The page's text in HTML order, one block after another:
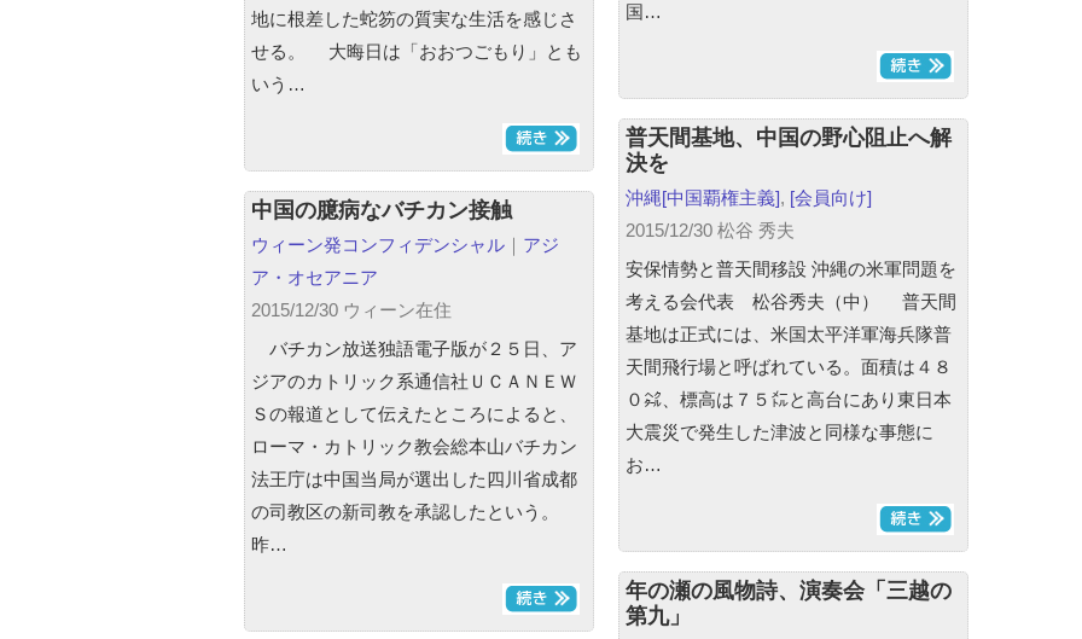
国…
地に根差した蛇笏の質実な生活を感じさ
せる。 大晦日は「おおつごもり」とも
いう…
普天間基地、中国の野心阻止へ解
決を
沖縄[中国覇権主義], [会員向け]
2015/12/30 松谷 秀夫
安保情勢と普天間移設 沖縄の米軍問題を
考える会代表 松谷秀夫（中） 普天間
基地は正式には、米国太平洋軍海兵隊普
天間飛行場と呼ばれている。面積は４８
０㌶、標高は７５㍍と高台にあり東日本
大震災で発生した津波と同様な事態に
お…
中国の臆病なバチカン接触
ウィーン発コンフィデンシャル ｜ アジ
ア・オセアニア
2015/12/30 ウィーン在住
バチカン放送独語電子版が２５日、ア
ジアのカトリック系通信社ＵＣＡＮＥＷ
Ｓの報道として伝えたところによると、
ローマ・カトリック教会総本山バチカン
法王庁は中国当局が選出した四川省成都
の司教区の新司教を承認したという。
昨…
年の瀬の風物詩、演奏会「三越の
第九」